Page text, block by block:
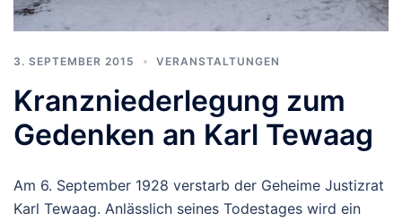
3. SEPTEMBER 2015 VERANSTALTUNGEN
Kranzniederlegung zum
Gedenken an Karl Tewaag
Am 6. September 1928 verstarb der Geheime Justizrat
Karl Tewaag. Anlässlich seines Todestages wird ein